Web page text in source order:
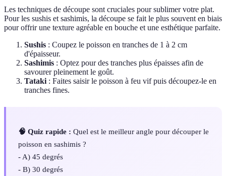
Les techniques de découpe sont cruciales pour sublimer votre plat.
Pour les sushis et sashimis, la découpe se fait le plus souvent en biais
pour offrir une texture agréable en bouche et une esthétique parfaite.
Sushis : Coupez le poisson en tranches de 1 à 2 cm
d'épaisseur.
Sashimis : Optez pour des tranches plus épaisses afin de
savourer pleinement le goût.
Tataki : Faites saisir le poisson à feu vif puis découpez-le en
tranches fines.
🧠 Quiz rapide : Quel est le meilleur angle pour découper le
poisson en sashimis ?
- A) 45 degrés
- B) 30 degrés